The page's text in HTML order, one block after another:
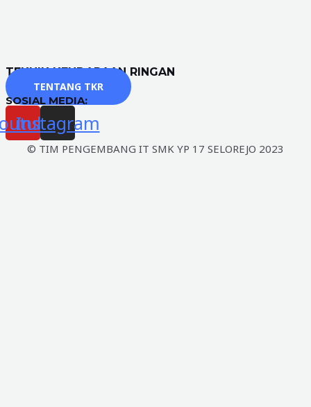
TEKNIK KENDARAAN RINGAN
TENTANG TKR
SOSIAL MEDIA:
Instagram
© TIM PENGEMBANG IT SMK YP 17 SELOREJO 2023